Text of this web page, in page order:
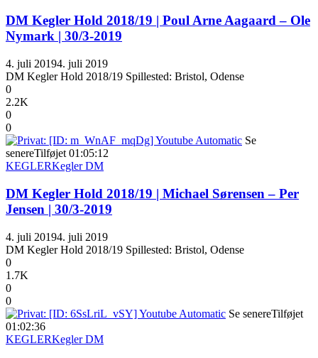
DM Kegler Hold 2018/19 | Poul Arne Aagaard – Ole
Nymark | 30/3-2019
4. juli 20194. juli 2019
DM Kegler Hold 2018/19 Spillested: Bristol, Odense
0
2.2K
0
0
Se
senereTilføjet 01:05:12
KEGLERKegler DM
DM Kegler Hold 2018/19 | Michael Sørensen – Per
Jensen | 30/3-2019
4. juli 20194. juli 2019
DM Kegler Hold 2018/19 Spillested: Bristol, Odense
0
1.7K
0
0
Se senereTilføjet
01:02:36
KEGLERKegler DM